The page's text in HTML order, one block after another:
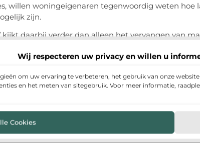
Wij respecteren uw privacy en willen u
om uw ervaring te verbeteren, het gebruik van onze
en het meten van sitegebruik. Voor meer informatie,
Cookies
willen woningeigenaren tegenwoordig weten hoe
zijn.
daarbij verder dan alleen het vervangen van
investeringen beter worden afgestemd op de